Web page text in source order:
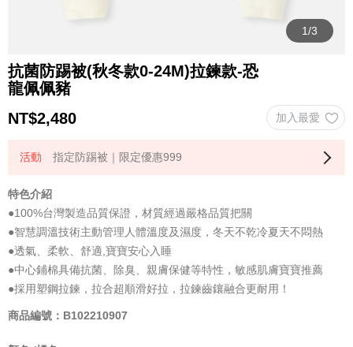
抗菌防踢被(秋冬款0-24M)拉鍊款-恐
龍佩佩豬
NT$2,480
指定防踢被｜限定優惠999
特色介紹
●100%台灣製造品質保證，材質經過嚴格品質把關
●智慧調溫技術主動管理人體溫度及濕度，冬天不乾冷夏天不悶熱
●透氣、柔軟、舒適,寶寶安心入睡
●中心鋪棉具備抗菌、除臭、親膚保健等特性，敏感肌膚寶寶推薦
●採用塑鋼拉鍊，拉合超順滑好拉，拉鍊齒鑲融合更耐用！
商品編號：B102210907